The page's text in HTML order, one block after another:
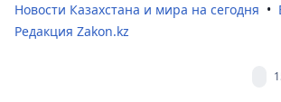
Новости Казахстана и мира на сегодня
Редакция Zakon.kz